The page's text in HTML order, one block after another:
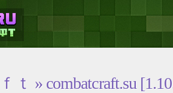
» combatcraft.su